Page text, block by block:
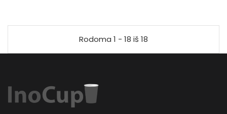
Rodoma 1 - 18 iš 18